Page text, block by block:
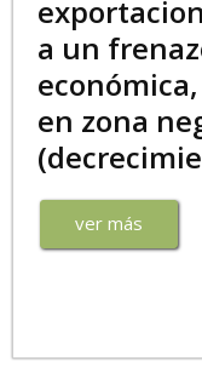
a un
en zona
ver más